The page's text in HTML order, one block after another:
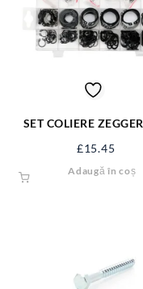
SET COLIERE ZEGGER EXT
£15.45
Adaugă în coș